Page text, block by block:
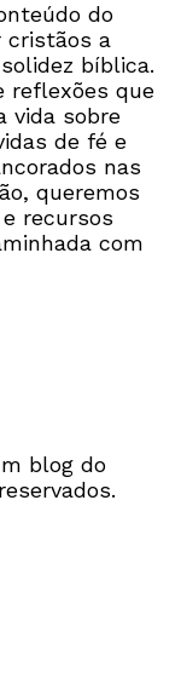
do
cristãos a
bíblica.
reflexões que
vida sobre
de fé e
nas
queremos
recursos
com
blog do